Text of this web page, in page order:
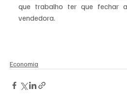
que trabalho ter que fechar
vendedora.
Economia